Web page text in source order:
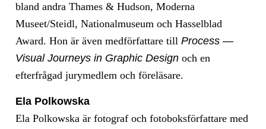
bland andra Thames & Hudson, Moderna
Museet/Steidl, Nationalmuseum och Hasselblad
Award. Hon är även medförfattare till Process —
Visual Journeys in Graphic Design och en
efterfrågad jurymedlem och föreläsare.
Ela Polkowska
Ela Polkowska är fotograf och fotoboksförfattare med